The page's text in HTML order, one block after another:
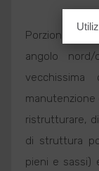
Porzione di
angolo
ristrutturare,
di struttura
pieni e sassi)